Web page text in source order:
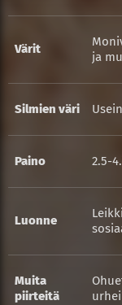
Värit
ja
Silmien väri
Paino 2.5-
Luonne
Muita
piirteitä